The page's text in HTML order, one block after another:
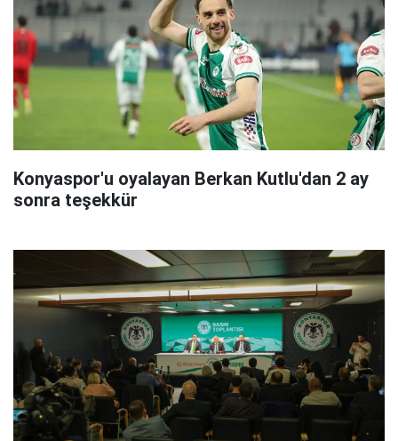
Konyaspor'u oyalayan Berkan Kutlu'dan 2 ay
sonra teşekkür